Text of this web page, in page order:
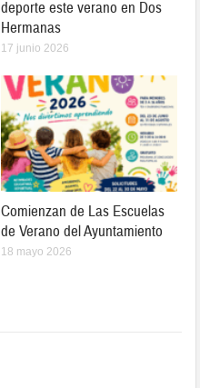
deporte este verano en Dos
Hermanas
17 junio 2026
Comienzan de Las Escuelas
de Verano del Ayuntamiento
18 mayo 2026